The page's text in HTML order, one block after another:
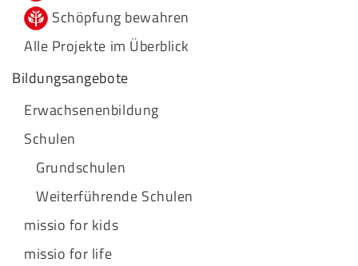
Schöpfung bewahren
Alle Projekte im Überblick
Bildungsangebote
Erwachsenenbildung
Schulen
Grundschulen
Weiterführende Schulen
missio for kids
missio for life